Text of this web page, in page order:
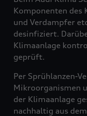
Komponenten des
und Verdampfer
desinfiziert.
Klimaanlage
geprüft.
Per Sprühlanzen-
Mikroorganismen
der Klimaanlage
nachhaltig aus